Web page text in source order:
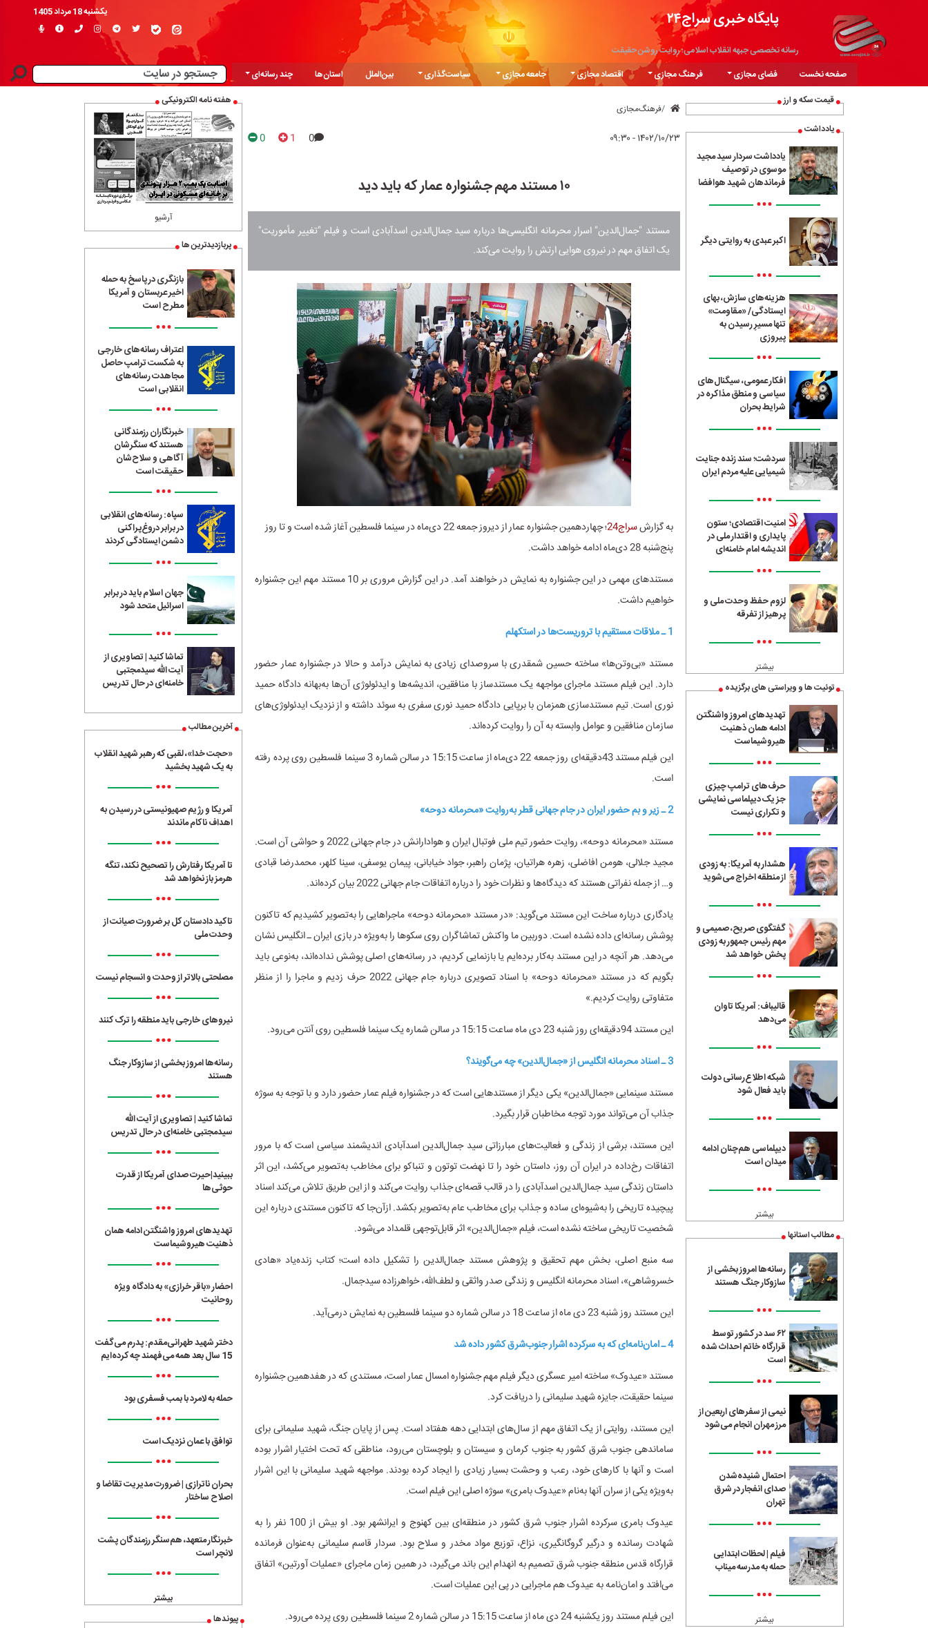
پایگاه خبری سراج۲۴
رسانه تخصصی جبهه انقلاب اسلامی؛ روایت روشن حقیقت
یکشنبه 18 مرداد 1405
صفحه نخست فضای مجازی فرهنگ مجازی اقتصاد مجازی جامعه مجازی سیاست‌گذاری بین‌الملل استان‌ها
چند رسانه‌ای
قیمت سکه و ارز
یادداشت
یادداشت سردار سید مجید
موسوی در توصیف
فرماندهان شهید هوافضا
•••
اکبر عبدی به روایتی دیگر
•••
هزینه‌های سازش، بهای
ایستادگی/ «مقاومت»
تنها مسیرِ رسیدن به
پیروزی
•••
افکار عمومی، سیگنال‌های
سیاسی و منطق مذاکره در
شرایط بحران
•••
سردشت؛ سند زنده جنایت
شیمیایی علیه مردم ایران
•••
امنیت اقتصادی؛ ستون
پایداری و اقتدار ملی در
اندیشه امام خامنه‌ای
•••
لزوم حفظ وحدت ملی و
پرهیز از تفرقه
•••
بیشتر
توئیت ها و ویراستی های برگزیده
تهدیدهای امروز واشنگتن
ادامه همان ذهنیت
هیروشیماست
•••
حرف‌های ترامپ چیزی
جز یک دیپلماسی نمایشی
و تکراری نیست
•••
هشدار به آمریکا: به زودی
از منطقه اخراج می‌شوید
•••
گفتگوی صریح، صمیمی و
مهم رئیس جمهور به زودی
پخش خواهد شد
•••
قالیباف: آمریکا تاوان
می‌دهد
•••
شبکه اطلاع‌رسانی دولت
باید فعال شود
•••
دیپلماسی هم‌چنان ادامه
میدان است
•••
بیشتر
مطالب استانها
رسانه‌ها امروز بخشی از
سازوکار جنگ هستند
•••
۶۲ سد در کشور توسط
قرارگاه خاتم احداث شده
است
•••
نیمی از سفرهای اربعین از
مرز مهران انجام می‌شود
•••
احتمال شنیده‌شدن
صدای انفجار در شرق
تهران
•••
فیلم | لحظات ابتدایی
حمله به مدرسه میناب
•••
بیشتر
فرهنگ‌مجازی
۱۴۰۲/۱۰/۲۳ - ۰۹:۳۰ 0
1
0
۱۰ مستند مهم جشنواره عمار که باید دید
مستند "جمال‌الدین" اسرار محرمانه انگلیسی‌ها درباره سید جمال‌الدین اسدآبادی است و فیلم "تغییر مأموریت"
یک اتفاق مهم در نیروی هوایی ارتش را روایت می‌کند.
به گزارشسراج24
؛ چهاردهمین جشنواره عمار از دیروز جمعه 22 دی‌ماه در سینما فلسطین آغاز شده است و تا روز
پنج‌شنبه 28 دی‌ماه ادامه خواهد داشت.
مستندهای مهمی در این جشنواره به نمایش در خواهند آمد. در این گزارش مروری بر 10 مستند مهم این جشنواره
خواهیم داشت.
1 ـ ملاقات مستقیم با تروریست‌ها در استکهلم
مستند «بی‌وتن‌ها» ساخته حسین شمقدری با سروصدای زیادی به نمایش درآمد و حالا در جشنواره عمار حضور
دارد. این فیلم مستند ماجرای مواجهه یک مستندساز با منافقین، اندیشه‌ها و ایدئولوژی آن‌ها به‌بهانه دادگاه حمید
نوری است. تیم مستندسازی همزمان با برپایی دادگاه حمید نوری سفری به سوئد داشته و از نزدیک ایدئولوژی‌های
سازمان منافقین و عوامل وابسته به آن را روایت کرده‌اند.
این فیلم مستند 43دقیقه‌ای روز جمعه 22 دی‌ماه از ساعت 15:15 در سالن شماره 3 سینما فلسطین روی پرده رفته
است.
2 ـ زیر و بم حضور ایران در جام جهانی قطر به‌روایت «محرمانه دوحه»
مستند «محرمانه دوحه»، روایت حضور تیم ملی فوتبال ایران و هوادارانش در جام جهانی 2022 و حواشی آن است.
مجید جلالی، هومن افاضلی، زهره هراتیان، پژمان راهبر، جواد خیابانی، پیمان یوسفی، سینا کلهر، محمدرضا قبادی
و… از جمله نفراتی هستند که دیدگاه‌ها و نظرات خود را درباره اتفاقات جام جهانی 2022 بیان کرده‌اند.
یادگاری درباره ساخت این مستند می‌گوید: «در مستند «محرمانه دوحه» ماجراهایی را به‌تصویر کشیدیم که تاکنون
پوشش رسانه‌ای داده نشده است. دوربین ما واکنش تماشاگران روی سکوها را به‌ویژه در بازی ایران ـ انگلیس نشان
می‌دهد. هر آنچه در این مستند به‌کار برده‌ایم یا بازنمایی کردیم، در رسانه‌های اصلی پوشش نداده‌اند، به‌نوعی باید
بگویم که در مستند «محرمانه دوحه» با اسناد تصویری درباره جام جهانی 2022 حرف زدیم و ماجرا را از منظر
متفاوتی روایت کردیم.»
این مستند 94دقیقه‌ای روز شنبه 23 دی ماه ساعت 15:15 در سالن شماره یک سینما فلسطین روی آنتن می‌رود.
3 ـ اسناد محرمانه انگلیس از «جمال‌الدین» چه می‌گویند؟
مستند سینمایی «جمال‌الدین» یکی دیگر از مستندهایی است که در جشنواره فیلم عمار حضور دارد و با توجه به سوژه
جذاب آن می‌تواند مورد توجه مخاطبان قرار بگیرد.
این مستند، برشی از زندگی و فعالیت‌های مبارزاتی سید جمال‌الدین اسدآبادی‌ اندیشمند سیاسی است که با مرور
اتفاقات رخ‌داده در ایران آن روز، داستان خود را تا نهضت توتون و تنباکو برای مخاطب به‌تصویر می‌کشد، این اثر
داستان زندگی سید جمال‌الدین اسدآبادی را در قالب قصه‌ای جذاب روایت می‌کند و از این طریق تلاش می‌کند اسناد
پیچیده تاریخی را به‌شیوه‌ای ساده و جذاب برای مخاطب عام به‌تصویر بکشد. ازآن‌جا که تاکنون مستندی درباره این
شخصیت تاریخی ساخته نشده است، فیلم «جمال‌الدین» اثر قابل‌توجهی قلمداد می‌شود.
سه منبع اصلی، بخش مهم تحقیق و پژوهش مستند جمال‌الدین را تشکیل داده است؛ کتاب زنده‌یاد «هادی
خسروشاهی»، اسناد محرمانه انگلیس و زندگی صدر واثقی و لطف‌الله، خواهرزاده سیدجمال.
این مستند روز شنبه 23 دی ماه از ساعت 18 در سالن شماره دو سینما فلسطین به نمایش درمی‌آید.
4 ـ امان‌نامه‌ای که به سرکرده اشرار جنوب‌شرق کشور داده شد
مستند «عیدوک» ساخته امیر عسگری دیگر فیلم مهم جشنواره امسال عمار است، مستندی که در هفدهمین جشنواره
سینما حقیقت، جایزه شهید سلیمانی را دریافت کرد.
این مستند، روایتی از یک اتفاق مهم از سال‌های ابتدایی دهه هفتاد است. پس از پایان جنگ، شهید سلیمانی برای
ساماندهی جنوب شرق کشور به جنوب کرمان و سیستان و بلوچستان می‌رود، مناطقی که تحت اختیار اشرار بوده
است و آنها با کارهای خود، رعب و وحشت بسیار زیادی را ایجاد کرده بودند. مواجهه شهید سلیمانی با این اشرار
به‌ویژه یکی از سران آنها به‌نام «عیدوک بامری» سوژه اصلی این فیلم است.
عیدوک بامری سرکرده اشرار جنوب شرق کشور در منطقه‌ای بین کهنوج و ایرانشهر بود. او بیش از 100 نفر را به
شهادت رسانده و درگیر گروگانگیری، نزاع، توزیع مواد مخدر و سلاح بود. سردار قاسم سلیمانی به‌عنوان فرمانده
قرارگاه قدس منطقه جنوب شرق تصمیم به انهدام این باند می‌گیرد، در همین زمان ماجرای «عملیات آورتین» اتفاق
می‌افتد و امان‌نامه به عیدوک هم ماجرایی در پی این عملیات است.
این فیلم مستند روز یکشنبه 24 دی ماه از ساعت 15:15 در سالن شماره 2 سینما فلسطین روی پرده می‌رود.
هفته نامه الکترونیکی
آرشیو
پربازدیدترین ها
بازنگری در پاسخ به حمله
اخیر عربستان و آمریکا
مطرح است
•••
اعتراف رسانه‌های خارجی
به شکست ترامپ حاصل
مجاهدت رسانه‌های
انقلابی است
•••
خبرنگاران رزمندگانی
هستند که سنگرشان
آگاهی و سلاح‌شان
حقیقت است
•••
سپاه: رسانه‌های انقلابی
در برابر دروغ‌پراکنی
دشمن ایستادگی کردند
•••
جهان اسلام باید در برابر
اسرائیل متحد شود
•••
تماشا کنید | تصاویری از
آیت الله سیدمجتبی
خامنه‌ای در حال تدریس
آخرین مطالب
«حجت خدا»، لقبی که رهبر شهید انقلاب
به یک شهید بخشید
•••
آمریکا و رژیم صهیونیستی در رسیدن به
اهداف ناکام ماندند
•••
تا آمریکا رفتارش را تصحیح نکند، تنگه
هرمز باز نخواهد شد
•••
تاکید دادستان کل بر ضرورت صیانت از
وحدت ملی
•••
مصلحتی بالاتر از وحدت و انسجام نیست
•••
نیروهای خارجی باید منطقه را ترک کنند
•••
رسانه‌ها امروز بخشی از سازوکار جنگ
هستند
•••
تماشا کنید | تصاویری از آیت الله
سیدمجتبی خامنه‌ای در حال تدریس
•••
ببینید|حیرت صدای آمریکا از قدرت
حوثی‌ها
•••
تهدیدهای امروز واشنگتن ادامه همان
ذهنیت هیروشیماست
•••
احضار «باقر خرازی» به دادگاه ویژه
روحانیت
•••
دختر شهید طهرانی‌مقدم: پدرم می‌گفت
15 سال بعد همه می‌فهمند چه کرده‌ایم
•••
حمله به لامرد با بمب فسفری بود
•••
توافق با عمان نزدیک است
•••
بحران ناترازی | ضرورت مدیریت تقاضا و
اصلاح ساختار
•••
خبرنگار متعهد، هم‌سنگر رزمندگان پشت
لانچر است
•••
بیشتر
پیوندها